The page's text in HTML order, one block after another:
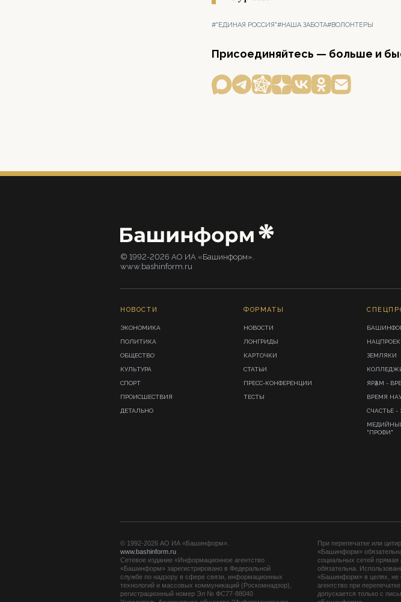
#"ЕДИНАЯ РОССИЯ"#НАША ЗАБОТА#ВОЛОНТЕРЫ
Присоединяйтесь — больше и
© 1992-2026 АО ИА «Башинформ».
www.bashinform.ru
НОВОСТИ
ЭКОНОМИКА
ПОЛИТИКА
ОБЩЕСТВО
КУЛЬТУРА
СПОРТ
ПРОИСШЕСТВИЯ
ДЕТАЛЬНО
ФОРМАТЫ
НОВОСТИ
ЛОНГРИДЫ
КАРТОЧКИ
СТАТЬИ
ПРЕСС-КОНФЕРЕНЦИИ
ТЕСТЫ
ЗЕМЛЯКИ
ЯРҘАМ -
ВРЕМЯ
СЧАСТЬЕ -
"ПРОФИ"
© 1992-2026 АО ИА «Башинформ».
www.bashinform.ru
Сетевое издание «Информационное агентство
«Башинформ» зарегистрировано в Федеральной
службе по надзору в сфере связи, информационных
технологий и массовых коммуникаций (Роскомнадзор),
регистрационный номер Эл № ФС77-88040
При перепечатке или
«Башинформ»
социальных сетей прямая
обязательна.
«Башинформ» в целях, не
агентство при
допускается только с